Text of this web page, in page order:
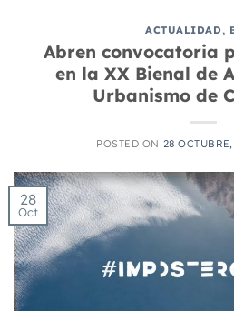
ACTUALIDAD,
Abren convocatoria
en la XX Bienal de
Urbanismo de
POSTED ON 28
28
Oct